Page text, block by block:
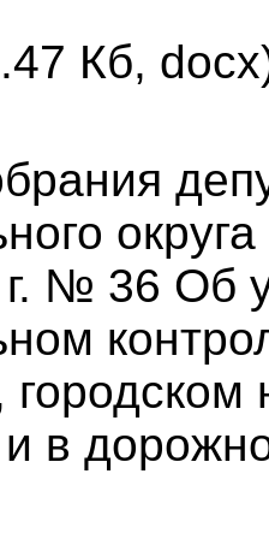
Кб,
№ 36 Об
в